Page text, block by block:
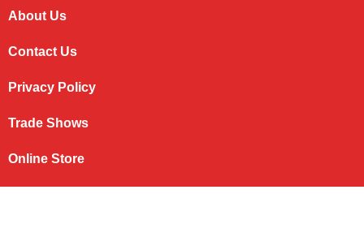
About Us
Contact Us
Privacy Policy
Trade Shows
Online Store